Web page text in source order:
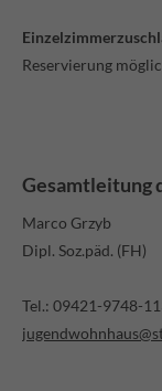
Reservierung
Gesamtleitung
Marco Grzyb
Dipl. Soz.päd. (FH)
Tel.: 09421-9748-